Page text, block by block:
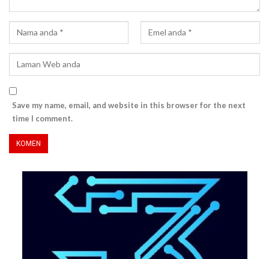
Save my name, email, and website in this browser for the next
time I comment.